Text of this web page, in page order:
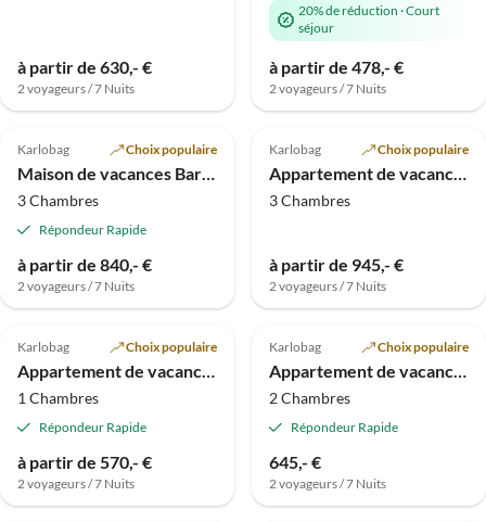
à partir de 630,- €
2 voyageurs / 7 Nuits
20% de réduction ·Court
séjour
à partir de 478,- €
2 voyageurs / 7 Nuits
5.0 (12)
Karlobag Choix populaire
Maison de vacances Baricevic - Appartement de vacances Top 4
3 Chambres
Répondeur Rapide
à partir de 840,- €
2 voyageurs / 7 Nuits
5.0 (6)
Karlobag Choix populaire
Appartement de vacances Anita avec Piscine - Top 1
3 Chambres
à partir de 945,- €
2 voyageurs / 7 Nuits
5.0 (4)
Karlobag Choix populaire
Appartement de vacances Anita avec Piscine - Top 2
1 Chambres
Répondeur Rapide
à partir de 570,- €
2 voyageurs / 7 Nuits
5.0 (2)
Karlobag Choix populaire
Appartement de vacances Anita avec piscine - Top 3
2 Chambres
Répondeur Rapide
645,- €
2 voyageurs / 7 Nuits
Annonce
4.4 (2)